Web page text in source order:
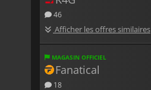
46
Afficher les offres similaires
MAGASIN OFFICIEL
Fanatical
18